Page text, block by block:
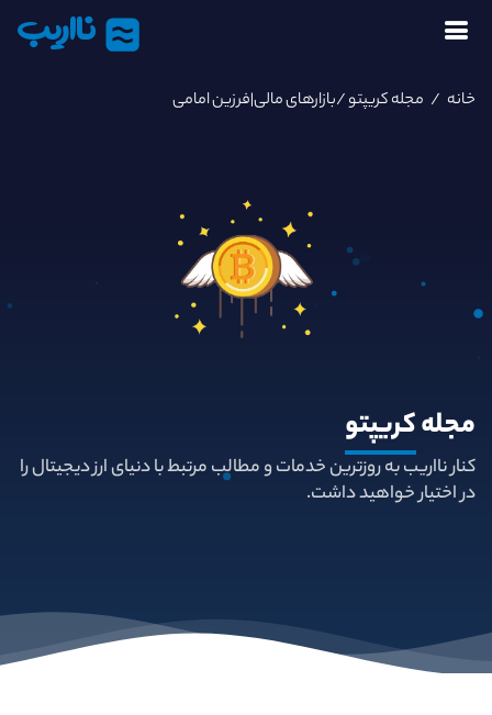
نااریب
خانه / مجله کریپتو/بازارهای مالی|فرزین امامی
مجلهکریپتو
کنار نااریب به روزترین خدمات و مطالب مرتبط با دنیای ارز دیجیتال را
در اختیار خواهید داشت.